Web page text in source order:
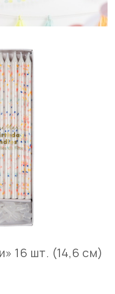
16 шт. (14,6 см)